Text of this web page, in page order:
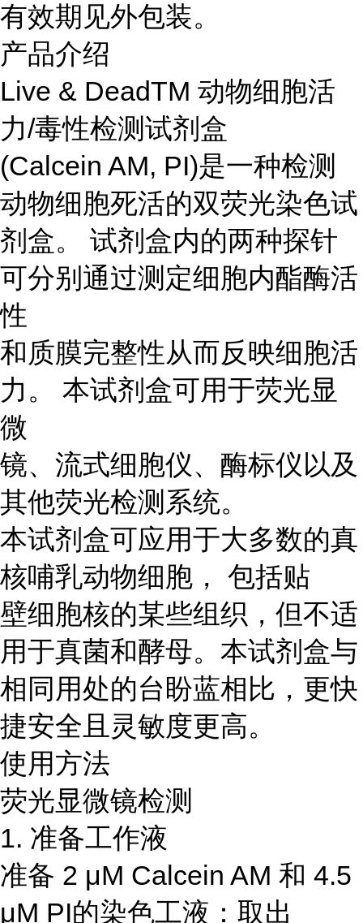
有效期见外包装。
产品介绍
Live & DeadTM 动物细胞活
力/毒性检测试剂盒
(Calcein AM, PI)是一种检测
动物细胞死活的双荧光染色试
剂盒。 试剂盒内的两种探针
可分别通过测定细胞内酯酶活
性
和质膜完整性从而反映细胞活
力。 本试剂盒可用于荧光显
微
镜、流式细胞仪、酶标仪以及
其他荧光检测系统。
本试剂盒可应用于大多数的真
核哺乳动物细胞， 包括贴
壁细胞核的某些组织，但不适
用于真菌和酵母。本试剂盒与
相同用处的台盼蓝相比，更快
捷安全且灵敏度更高。
使用方法
荧光显微镜检测
1. 准备工作液
准备 2 μM Calcein AM 和 4.5
μM PI的染色工液：取出